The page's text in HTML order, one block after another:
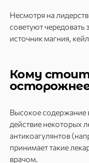
Несмотря на
советуют чередовать
источник магния,
Кому
Высокое содержание
действие некоторых
антикоагулянтов
принимает такие
врачом.